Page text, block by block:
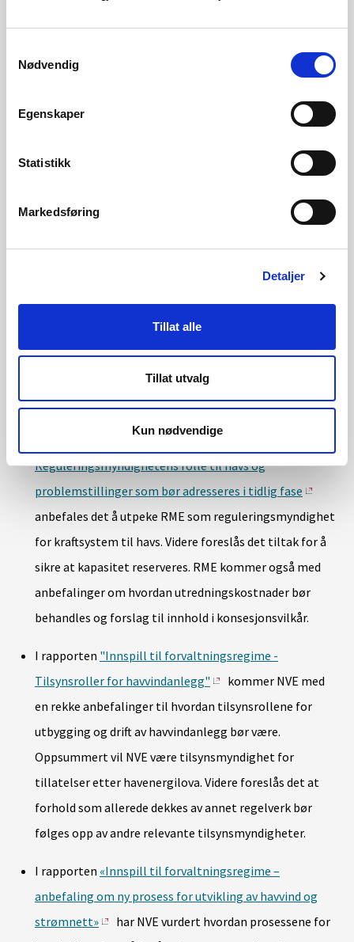
Nødvendig
Egenskaper
Statistikk
Markedsføring
Detaljer
Tillat alle
Tillat utvalg
Kun nødvendige
Hvilke premisser bør stilles for tiltakshavere i tidlig
fase (informasjonssikkerhet, sikringskrav etc.)?
Ivaretagelse av kraftforsyningssikkerhet til
havs
har NVE vurdert hvordan forvaltningsregime for
sikkerhet og beredskap for ivaretagelse av
kraftforsyningssikkerhet bør være til havs.
Anbefalingene inkluderer blant annet at det
gjennomføres regelverksendringer og at NVE blir
utpekt som rasjonerings- og beredskapsmyndighet til
havs.
Regulering av nett til havs -
Reguleringsmyndighetens rolle til havs og
problemstillinger som bør adresseres i tidlig fase
anbefales det å utpeke RME som reguleringsmyndighet
for kraftsystem til havs. Videre foreslås det tiltak for å
sikre at kapasitet reserveres. RME kommer også med
anbefalinger om hvordan utredningskostnader bør
behandles og forslag til innhold i konsesjonsvilkår.
I rapporten "Innspill til forvaltningsregime -
Tilsynsroller for havvindanlegg"
kommer NVE med
en rekke anbefalinger til hvordan tilsynsrollene for
utbygging og drift av havvindanlegg bør være.
Oppsummert vil NVE være tilsynsmyndighet for
tillatelser etter havenergilova. Videre foreslås det at
forhold som allerede dekkes av annet regelverk bør
følges opp av andre relevante tilsynsmyndigheter.
I rapporten «Innspill til forvaltningsregime –
anbefaling om ny prosess for utvikling av havvind og
strømnett»
har NVE vurdert hvordan prosessene for